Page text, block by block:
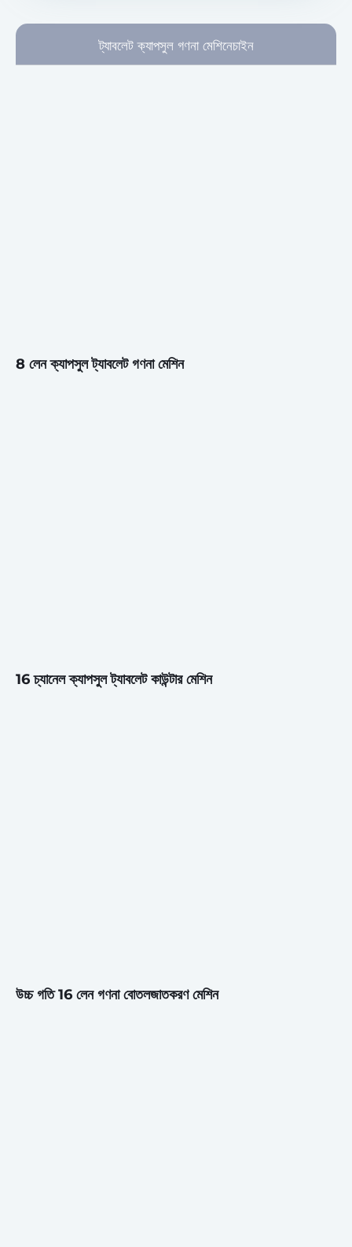
ট্যাবলেট ক্যাপসুল গণনা মেশিনেচাইন
8 লেন ক্যাপসুল ট্যাবলেট গণনা মেশিন
16 চ্যানেল ক্যাপসুল ট্যাবলেট কাউন্টার মেশিন
উচ্চ গতি 16 লেন গণনা বোতলজাতকরণ মেশিন